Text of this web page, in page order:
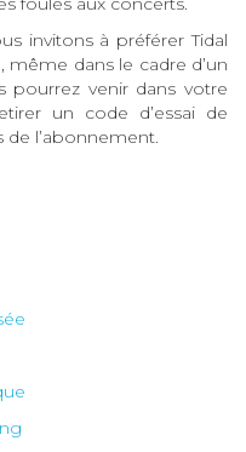
invitons à préférer Tidal
dans le cadre d’un
pourrez venir dans votre
un code d’essai de
de l’abonnement.